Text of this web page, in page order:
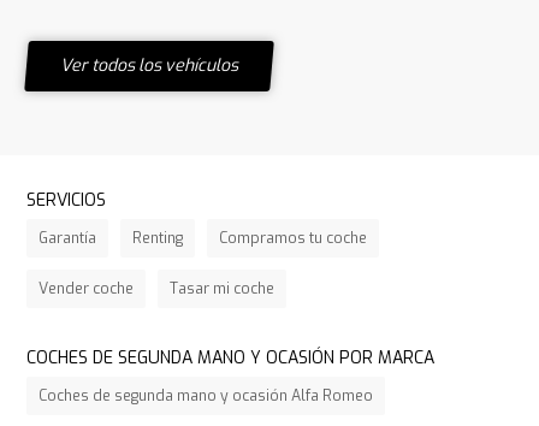
Ver todos los vehículos
SERVICIOS
Garantía Renting Compramos tu coche
Vender coche Tasar mi coche
COCHES DE SEGUNDA MANO Y OCASIÓN POR MARCA
Coches de segunda mano y ocasión Alfa Romeo